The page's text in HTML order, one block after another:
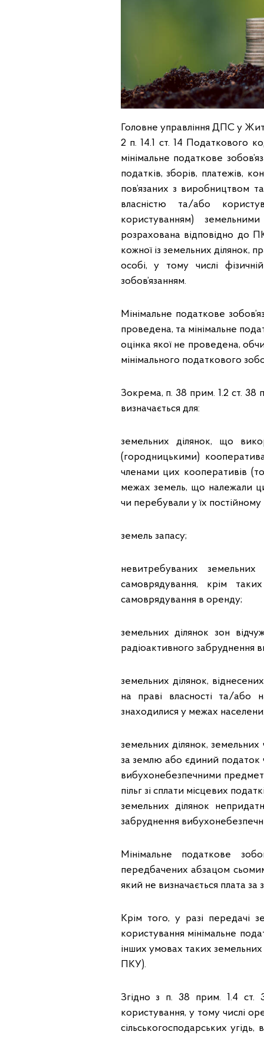
Головне управління ДПС у
2 п. 14.1 ст. 14 Податкового
мінімальне податкове
податків, зборів, платежів,
пов’язаних з виробництвом
власністю та/або
користуванням)
розрахована відповідно до
кожної із земельних ділянок,
особі, у тому числі
зобов’язанням.
Мінімальне податкове
проведена, та мінімальне
оцінка якої не проведена,
мінімального податкового
Зокрема, п. 38 прим. 1.2 ст. 38
визначається для:
земельних ділянок, що
(городницькими)
членами цих кооперативів
межах земель, що належали
чи перебували у їх постійному
земель запасу;
невитребуваних
самоврядування, крім
самоврядування в оренду;
земельних ділянок зон
радіоактивного забруднення
земельних ділянок,
на праві власності та/або
знаходилися у межах
земельних ділянок, земельних
за землю або єдиний податок
вибухонебезпечними
пільг зі сплати місцевих
земельних ділянок
забруднення
Мінімальне податкове
передбачених абзацом
який не визначається плата
Крім того, у разі передачі
користування мінімальне
інших умовах таких
ПКУ).
Згідно з п. 38 прим. 1.4 ст.
користування, у тому числі
сільськогосподарських